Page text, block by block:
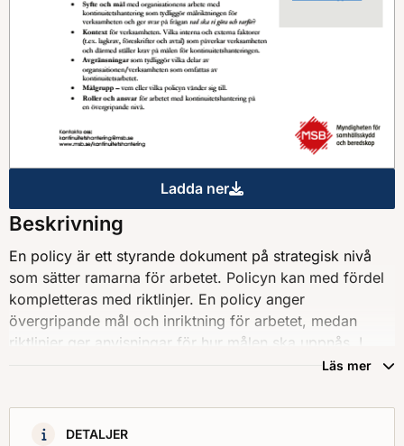
Ladda ner
Fördjupning -
Beskrivning
En policy är ett styrande dokument på strategisk nivå
som sätter ramarna för arbetet. Policyn kan med fördel
kompletteras med riktlinjer. En policy anger
övergripande mål och inriktning för arbetet, medan
riktlinjer ger anvisningar för hur målen ska uppnås. I
vissa fall kan kontinuitetspolicyn ingå som en del i en
säkerhetspolicy, kvalitetspolicy eller riskpolicy. I det här
dokumentet ges exempel på vad en kontinuitetspolicy
Läs mer
DETALJER